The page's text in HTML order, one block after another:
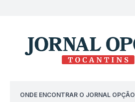
ONDE ENCONTRAR O JORNAL OPÇÃO